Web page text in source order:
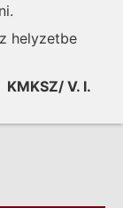
helyzetbe
KMKSZ/ V. I.